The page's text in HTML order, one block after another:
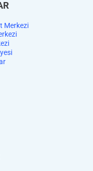
Merkezi